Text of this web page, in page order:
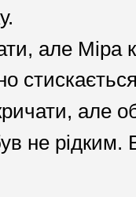
але Міра
але
не